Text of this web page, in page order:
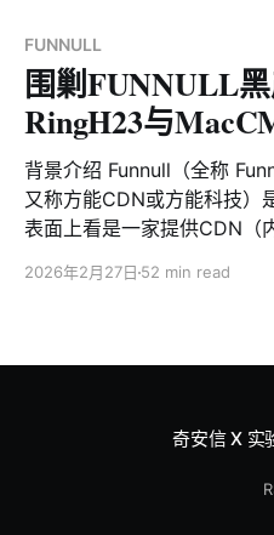
for large-scale “pig-
has been formally
FUNNULL
围剿FUNNULL
RingH23与
背景介绍 Funnull（全称 Funnull Technology Inc.，中文
又称方能CDN或方能科技）
表面上看是一家提供CDN（
提供商，专为“杀猪盘”网络
而网络黑产链条的往往有极
其生存常态，我们的最新研
2026年2月27日 52 min read
奇安信 X 实